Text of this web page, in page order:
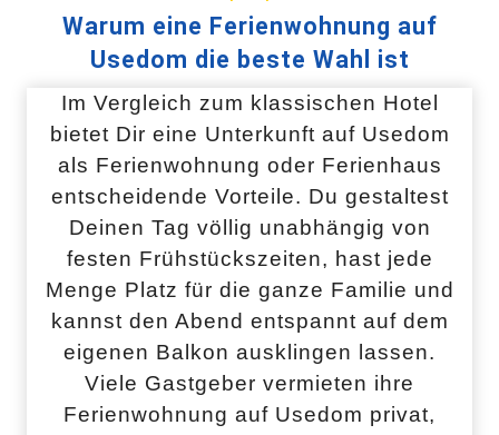
Warum eine Ferienwohnung auf
Usedom die beste Wahl ist
Im Vergleich zum klassischen Hotel
bietet Dir eine Unterkunft auf Usedom
als Ferienwohnung oder Ferienhaus
entscheidende Vorteile. Du gestaltest
Deinen Tag völlig unabhängig von
festen Frühstückszeiten, hast jede
Menge Platz für die ganze Familie und
kannst den Abend entspannt auf dem
eigenen Balkon ausklingen lassen.
Viele Gastgeber vermieten ihre
Ferienwohnung auf Usedom privat,